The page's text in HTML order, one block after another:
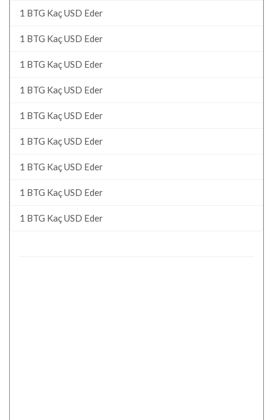
1 BTG Kaç USD Eder
1 BTG Kaç USD Eder
1 BTG Kaç USD Eder
1 BTG Kaç USD Eder
1 BTG Kaç USD Eder
1 BTG Kaç USD Eder
1 BTG Kaç USD Eder
1 BTG Kaç USD Eder
1 BTG Kaç USD Eder